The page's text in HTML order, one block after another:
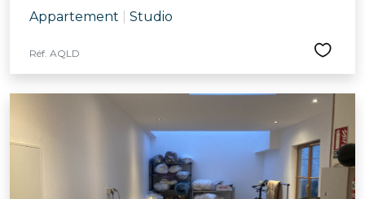
Appartement Studio
Réf. AQLD